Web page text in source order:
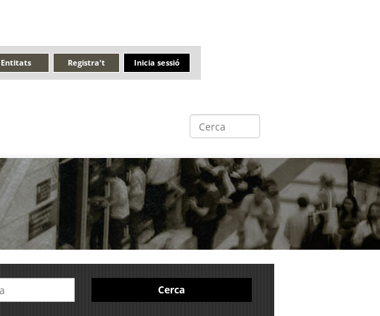
Inicia sessió
Registra't
Entitats
Cerca